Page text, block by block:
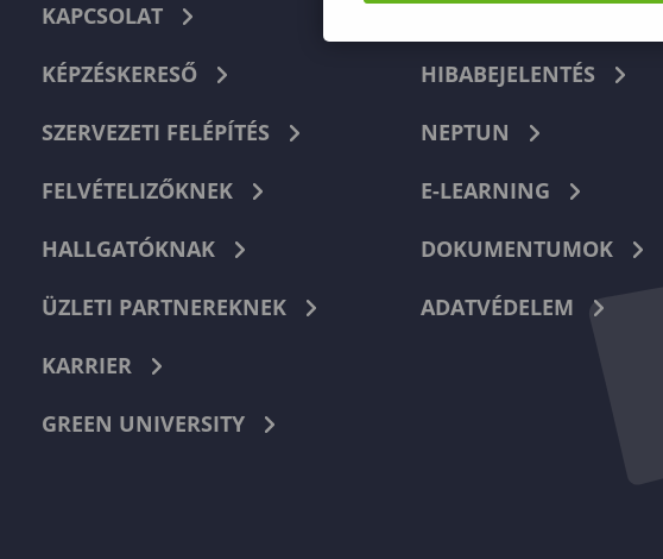
KAPCSOLAT
KÉPZÉSKERESŐ
SZERVEZETI FELÉPÍTÉS
FELVÉTELIZŐKNEK
HALLGATÓKNAK
ÜZLETI PARTNEREKNEK
KARRIER
GREEN UNIVERSITY
HIBABEJELENTÉS
NEPTUN
E-LEARNING
DOKUMENTUMOK
ADATVÉDELEM